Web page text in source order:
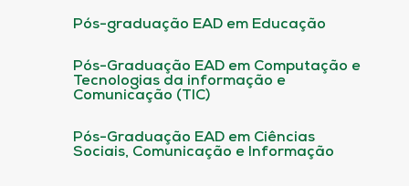
Pós-graduação EAD em Educação
Pós-Graduação EAD em Computação e
Tecnologias da informação e
Comunicação (TIC)
Pós-Graduação EAD em Ciências
Sociais, Comunicação e Informação